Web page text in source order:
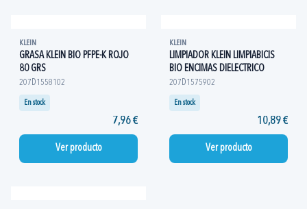
KLEIN
GRASA KLEIN BIO PFPE-K ROJO
80 GRS
207D1558102
En stock
7,96 €
Ver producto
KLEIN
LIMPIADOR KLEIN LIMPIABICIS
BIO ENCIMAS DIELECTRICO
207D1575902
En stock
10,89 €
Ver producto